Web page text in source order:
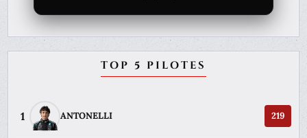
TOP 5 PILOTES
1 ANTONELLI 219